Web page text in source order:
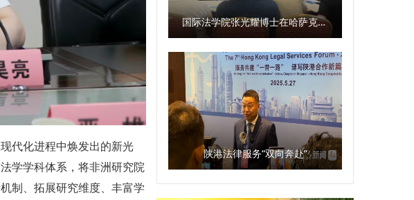
代化进程中焕发出的新光
学学科体系，将非洲研究院
制、拓展研究维度、丰富学
国际法学院张光耀博士在哈萨克斯坦阿拉木图开展科研与社会服务活动
陕港法律服务“双向奔赴”